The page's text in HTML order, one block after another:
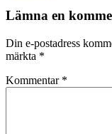
Lämna en
Din e-postadress
märkta *
Kommentar *